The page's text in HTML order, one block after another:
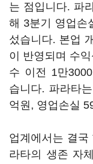
는 점입니다. 파
해 3분기 영업손
섰습니다. 본업
이 반영되며 수
수 이전 1만
습니다. 파라타
억원, 영업손실
업계에서는 결
라타의 생존 자